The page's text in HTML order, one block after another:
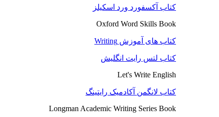
کتاب آکسفورد ورد اسکیلز
Oxford Word Skills Book
کتاب های آموزش Writing
کتاب لتس رایت انگلیش
Let's Write English
کتاب لانگمن آکادمیک رایتینگ
Longman Academic Writing Series Book